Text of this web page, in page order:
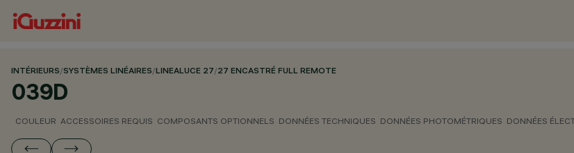
INTÉRIEURS/SYSTÈMES LINÉAIRES/LINEALUCE 27/27 ENCASTRÉ FULL REMOTE
039D
COULEUR ACCESSOIRES REQUIS COMPOSANTS OPTIONNELS DONNÉES TECHNIQUES DONNÉES PHOTOMÉTRIQUES DONNÉES